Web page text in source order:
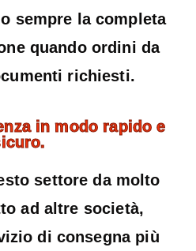
sempre la completa
quando ordini da
richiesti.
in modo rapido e
settore da molto
ad altre società,
di consegna più